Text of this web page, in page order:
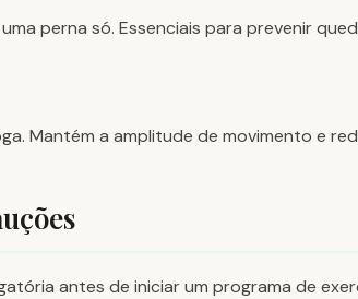
perna só. Essenciais para prevenir
Mantém a amplitude de movimento e
antes de iniciar um programa de